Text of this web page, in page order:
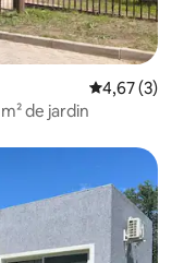
Évaluation
4,67 (3)
de jardin